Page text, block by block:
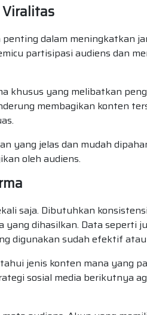
dalam meningkatkan
partisipasi audiens dan
khusus yang melibatkan
membagikan konten
yang jelas dan mudah
oleh audiens.
saja. Dibutuhkan
dihasilkan. Data seperti
digunakan sudah efektif
jenis konten mana yang
sosial media berikutnya